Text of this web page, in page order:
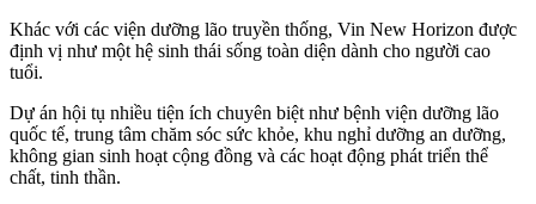
Khác với các viện dưỡng lão truyền thống, Vin New Horizon được
định vị như một hệ sinh thái sống toàn diện dành cho người cao
tuổi.
Dự án hội tụ nhiều tiện ích chuyên biệt như bệnh viện dưỡng lão
quốc tế, trung tâm chăm sóc sức khỏe, khu nghỉ dưỡng an dưỡng,
không gian sinh hoạt cộng đồng và các hoạt động phát triển thể
chất, tinh thần.